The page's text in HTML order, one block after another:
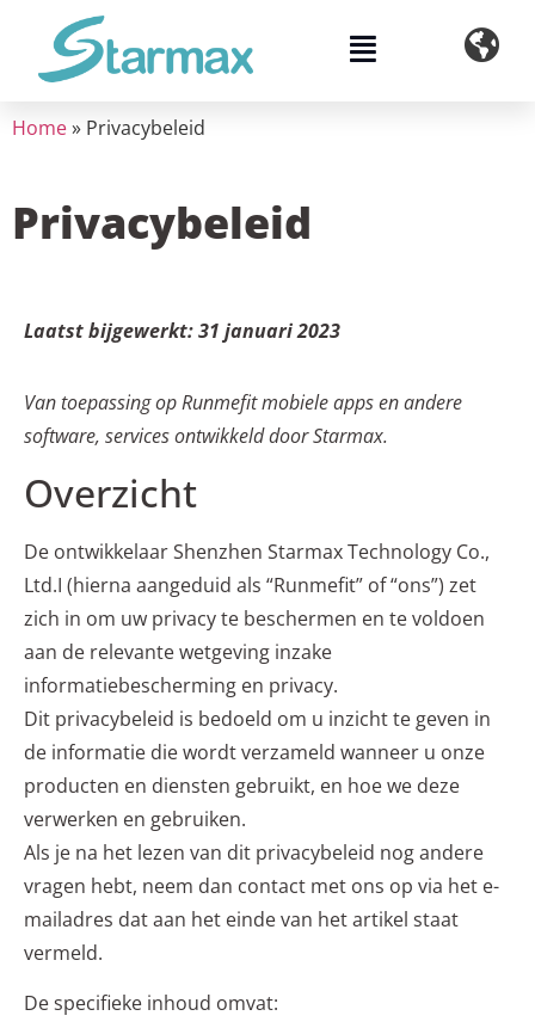
inhoud
Home» Privacybeleid
Privacybeleid
Laatst bijgewerkt: 31 januari 2023
Van toepassing op Runmefit mobiele apps en andere
software, services ontwikkeld door Starmax.
Overzicht
De ontwikkelaar Shenzhen Starmax Technology Co.,
Ltd.I (hierna aangeduid als “Runmefit” of “ons”) zet
zich in om uw privacy te beschermen en te voldoen
aan de relevante wetgeving inzake
informatiebescherming en privacy.
Dit privacybeleid is bedoeld om u inzicht te geven in
de informatie die wordt verzameld wanneer u onze
producten en diensten gebruikt, en hoe we deze
verwerken en gebruiken.
Als je na het lezen van dit privacybeleid nog andere
vragen hebt, neem dan contact met ons op via het e-
mailadres dat aan het einde van het artikel staat
vermeld.
De specifieke inhoud omvat: